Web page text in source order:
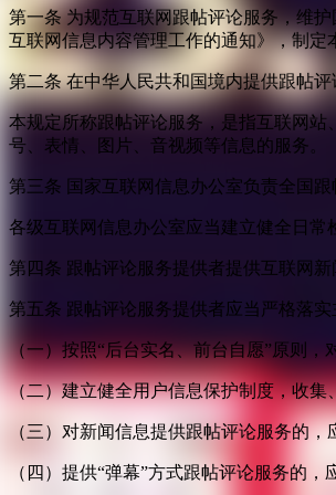
第一条 为规范互联网跟帖评论服务，维
互联网信息内容管理工作的通知》，制定
第二条 在中华人民共和国境内提供跟帖评
本规定所称跟帖评论服务，是指互联网
号、表情、图片、音视频等信息的服务。
第三条 国家互联网信息办公室负责全国
各级互联网信息办公室应当建立健全日
第四条 跟帖评论服务提供者提供互联网
第五条 跟帖评论服务提供者应当严格落
（一）按照“后台实名、前台自愿”原则
（二）建立健全用户信息保护制度，收
（三）对新闻信息提供跟帖评论服务的，
（四）提供“弹幕”方式跟帖评论服务的